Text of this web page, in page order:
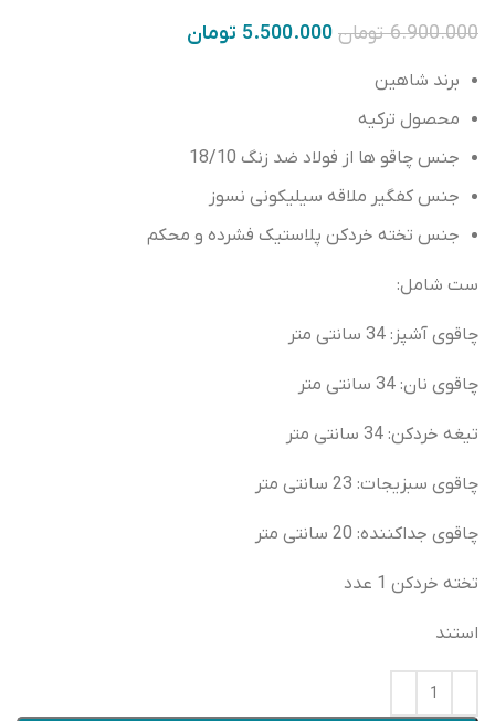
6.900.000تومان 5.500.000 تومان
برند شاهین
محصول ترکیه
جنس چاقو ها از فولاد ضد زنگ 18/10
جنس کفگیر ملاقه سیلیکونی نسوز
جنس تخته خردکن پلاستیک فشرده و محکم
ست شامل:
چاقوی آشپز: 34 سانتی متر
چاقوی نان: 34 سانتی متر
تیغه خردکن: 34 سانتی متر
چاقوی سبزیجات: 23 سانتی متر
چاقوی جداکننده: 20 سانتی متر
تخته خردکن 1 عدد
استند